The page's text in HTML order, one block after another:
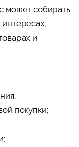
может собирать
и
покупки;